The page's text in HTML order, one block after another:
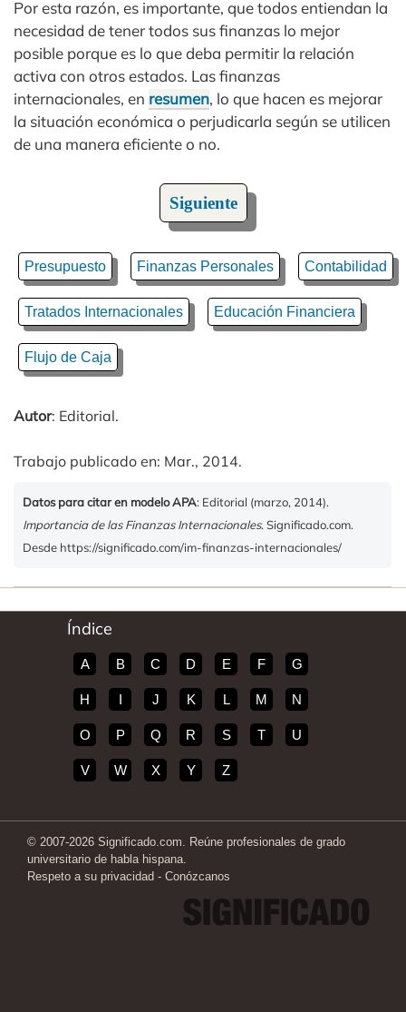
Por esta razón, es importante, que todos entiendan la
necesidad de tener todos sus finanzas lo mejor
posible porque es lo que deba permitir la relación
activa con otros estados. Las finanzas
internacionales, en resumen, lo que hacen es mejorar
la situación económica o perjudicarla según se utilicen
de una manera eficiente o no.
Siguiente
Presupuesto Finanzas Personales Contabilidad
Tratados Internacionales Educación Financiera
Flujo de Caja
Autor: Editorial.
Trabajo publicado en: Mar., 2014.
Datos para citar en modelo APA: Editorial (marzo, 2014).
Importancia de las Finanzas Internacionales. Significado.com.
Desde https://significado.com/im-finanzas-internacionales/
Índice
A B C D E F G
H I J K L M N
O P Q R S T U
V W X Y Z
© 2007-2026 Significado.com. Reúne profesionales de grado
universitario de habla hispana.
Respeto a su privacidad - Conózcanos